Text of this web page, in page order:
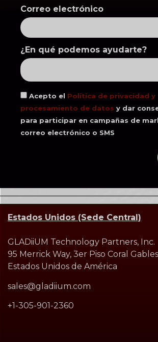
Correo electrónico
¿En qué podemos ayudarte?
Acepto el Política de privacidad y
procesamiento de datos y dar
para participar en campañas de
correo electrónico o SMS
Estados Unidos (Sede Central)
GLADiiUM Technology Partners, Inc.
95 Merrick Way, 3er Piso Coral
Estados Unidos de América
sales@gladiium.com
+1-305-901-2360